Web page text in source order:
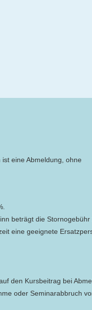
eine Abmeldung, ohne
beträgt die Stornogebühr
eine geeignete
den Kursbeitrag bei
oder Seminarabbruch